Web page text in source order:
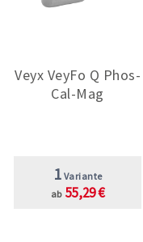
Veyx VeyFo Q Phos-
Cal-Mag
1 Variante
ab 55,29 €